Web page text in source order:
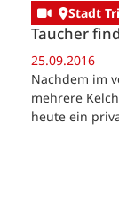
Stadt
Taucher
25.09.2016
Nachdem im
mehrere
heute ein